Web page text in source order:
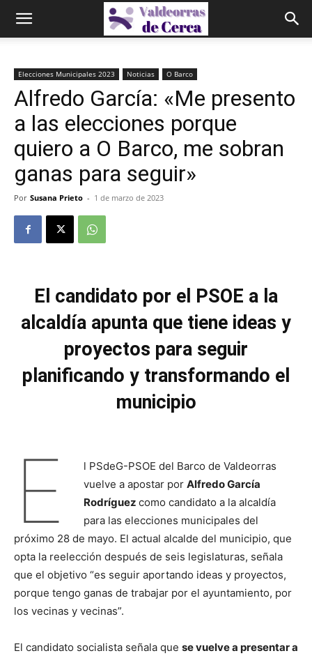
Elecciones Municipales 2023 Noticias O Barco
Alfredo García: «Me presento
a las elecciones porque
quiero a O Barco, me sobran
ganas para seguir»
Por Susana Prieto - 1 de marzo de 2023
El candidato por el PSOE a la
alcaldía apunta que tiene ideas y
proyectos para seguir
planificando y transformando el
municipio
E
l PSdeG-PSOE del Barco de Valdeorras
vuelve a apostar por Alfredo García
Rodríguez como candidato a la alcaldía
para las elecciones municipales del
próximo 28 de mayo. El actual alcalde del municipio, que
opta la reelección después de seis legislaturas, señala
que el objetivo “es seguir aportando ideas y proyectos,
porque tengo ganas de trabajar por el ayuntamiento, por
los vecinas y vecinas”.
El candidato socialista señala que se vuelve a presentar a